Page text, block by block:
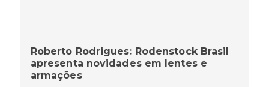
Roberto Rodrigues: Rodenstock Brasil
apresenta novidades em lentes e
armações